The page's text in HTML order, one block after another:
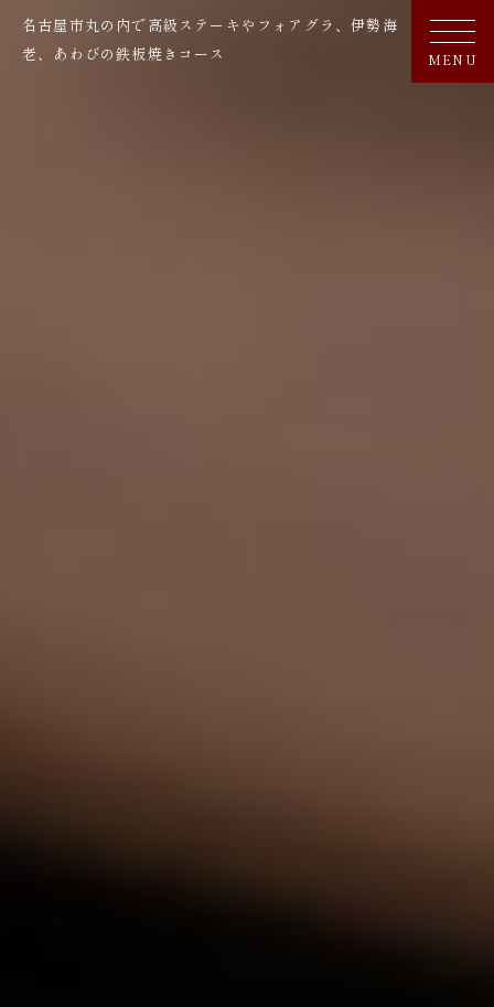
名古屋市丸の内で高級ステーキやフォアグラ、伊勢海
老、あわびの鉄板焼きコース